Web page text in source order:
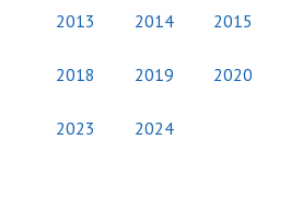
2013 2014 2015
2018 2019 2020
2023 2024